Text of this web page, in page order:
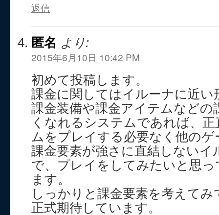
返信
匿名 より:
2015年6月10日 10:42 PM
初めて投稿します。
課金に関してはイルーナに近
課金装備や課金アイテムなどの
くなれるシステムであれば、
ムをプレイする必要なく他のゲ
課金要素が強さに直結しないイ
で、プレイをしてみたいと思
ます。
しっかりと課金要素を考えてみ
正式期待しています。